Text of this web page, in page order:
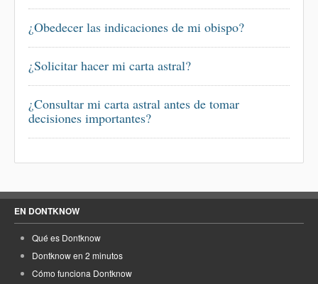
¿Obedecer las indicaciones de mi obispo?
¿Solicitar hacer mi carta astral?
¿Consultar mi carta astral antes de tomar
decisiones importantes?
EN DONTKNOW
Qué es Dontknow
Dontknow en 2 minutos
Cómo funciona Dontknow